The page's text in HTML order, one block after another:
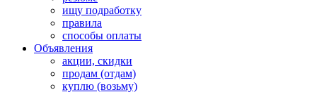
ищу подработку
правила
способы оплаты
Объявления
акции, скидки
продам (отдам)
куплю (возьму)